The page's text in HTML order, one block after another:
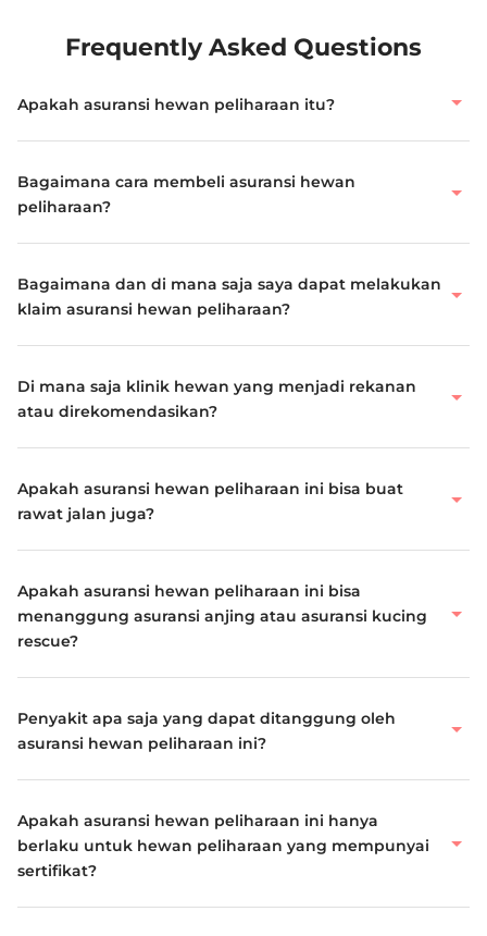
Frequently Asked Questions
Apakah asuransi hewan peliharaan itu?
Bagaimana cara membeli asuransi hewan
peliharaan?
Bagaimana dan di mana saja saya dapat melakukan
klaim asuransi hewan peliharaan?
Di mana saja klinik hewan yang menjadi rekanan
atau direkomendasikan?
Apakah asuransi hewan peliharaan ini bisa buat
rawat jalan juga?
Apakah asuransi hewan peliharaan ini bisa
menanggung asuransi anjing atau asuransi kucing
rescue?
Penyakit apa saja yang dapat ditanggung oleh
asuransi hewan peliharaan ini?
Apakah asuransi hewan peliharaan ini hanya
berlaku untuk hewan peliharaan yang mempunyai
sertifikat?